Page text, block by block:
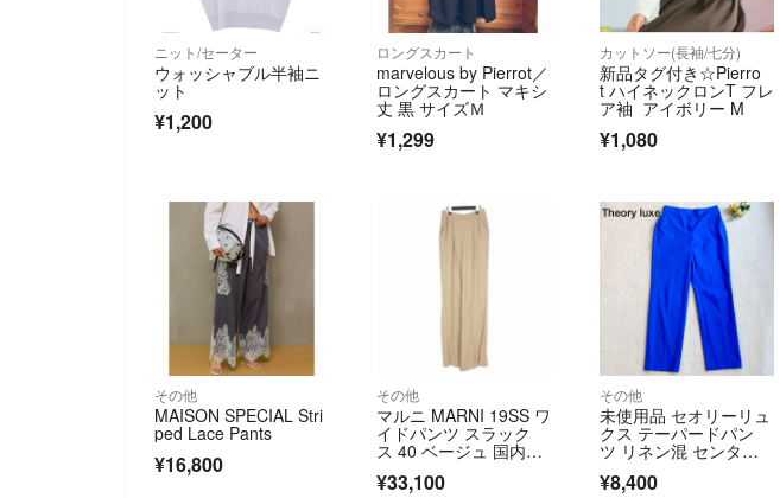
ニット/セーター
ウォッシャブル半袖ニ
ット
¥1,200
ロングスカート
marvelous by Pierrot／
ロングスカート マキシ
丈 黒 サイズＭ
¥1,299
カットソー(長袖/七分)
新品タグ付き☆Pierro
t ハイネックロンT フレ
ア袖 アイボリー M
¥1,080
その他
MAISON SPECIAL Stri
ped Lace Pants
¥16,800
その他
マルニ MARNI 19SS ワ
イドパンツ スラック
ス 40 ベージュ 国内正
¥33,100
その他
未使用品 セオリーリュ
クス テーパードパン
ツ リネン混 センター
¥8,400